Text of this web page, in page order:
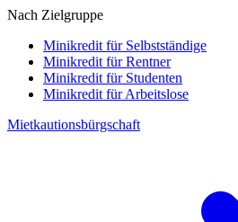
Nach Zielgruppe
Minikredit für Selbstständige
Minikredit für Rentner
Minikredit für Studenten
Minikredit für Arbeitslose
Mietkautionsbürgschaft